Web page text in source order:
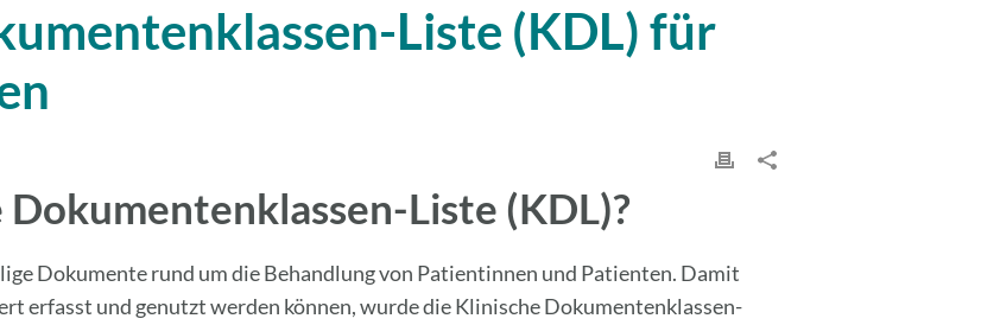
Liste (KDL) für
Liste (KDL)?
Dokumente rund um die Behandlung von Patientinnen und Patienten. Damit
erfasst und genutzt werden können, wurde die Klinische Dokumentenklassen-